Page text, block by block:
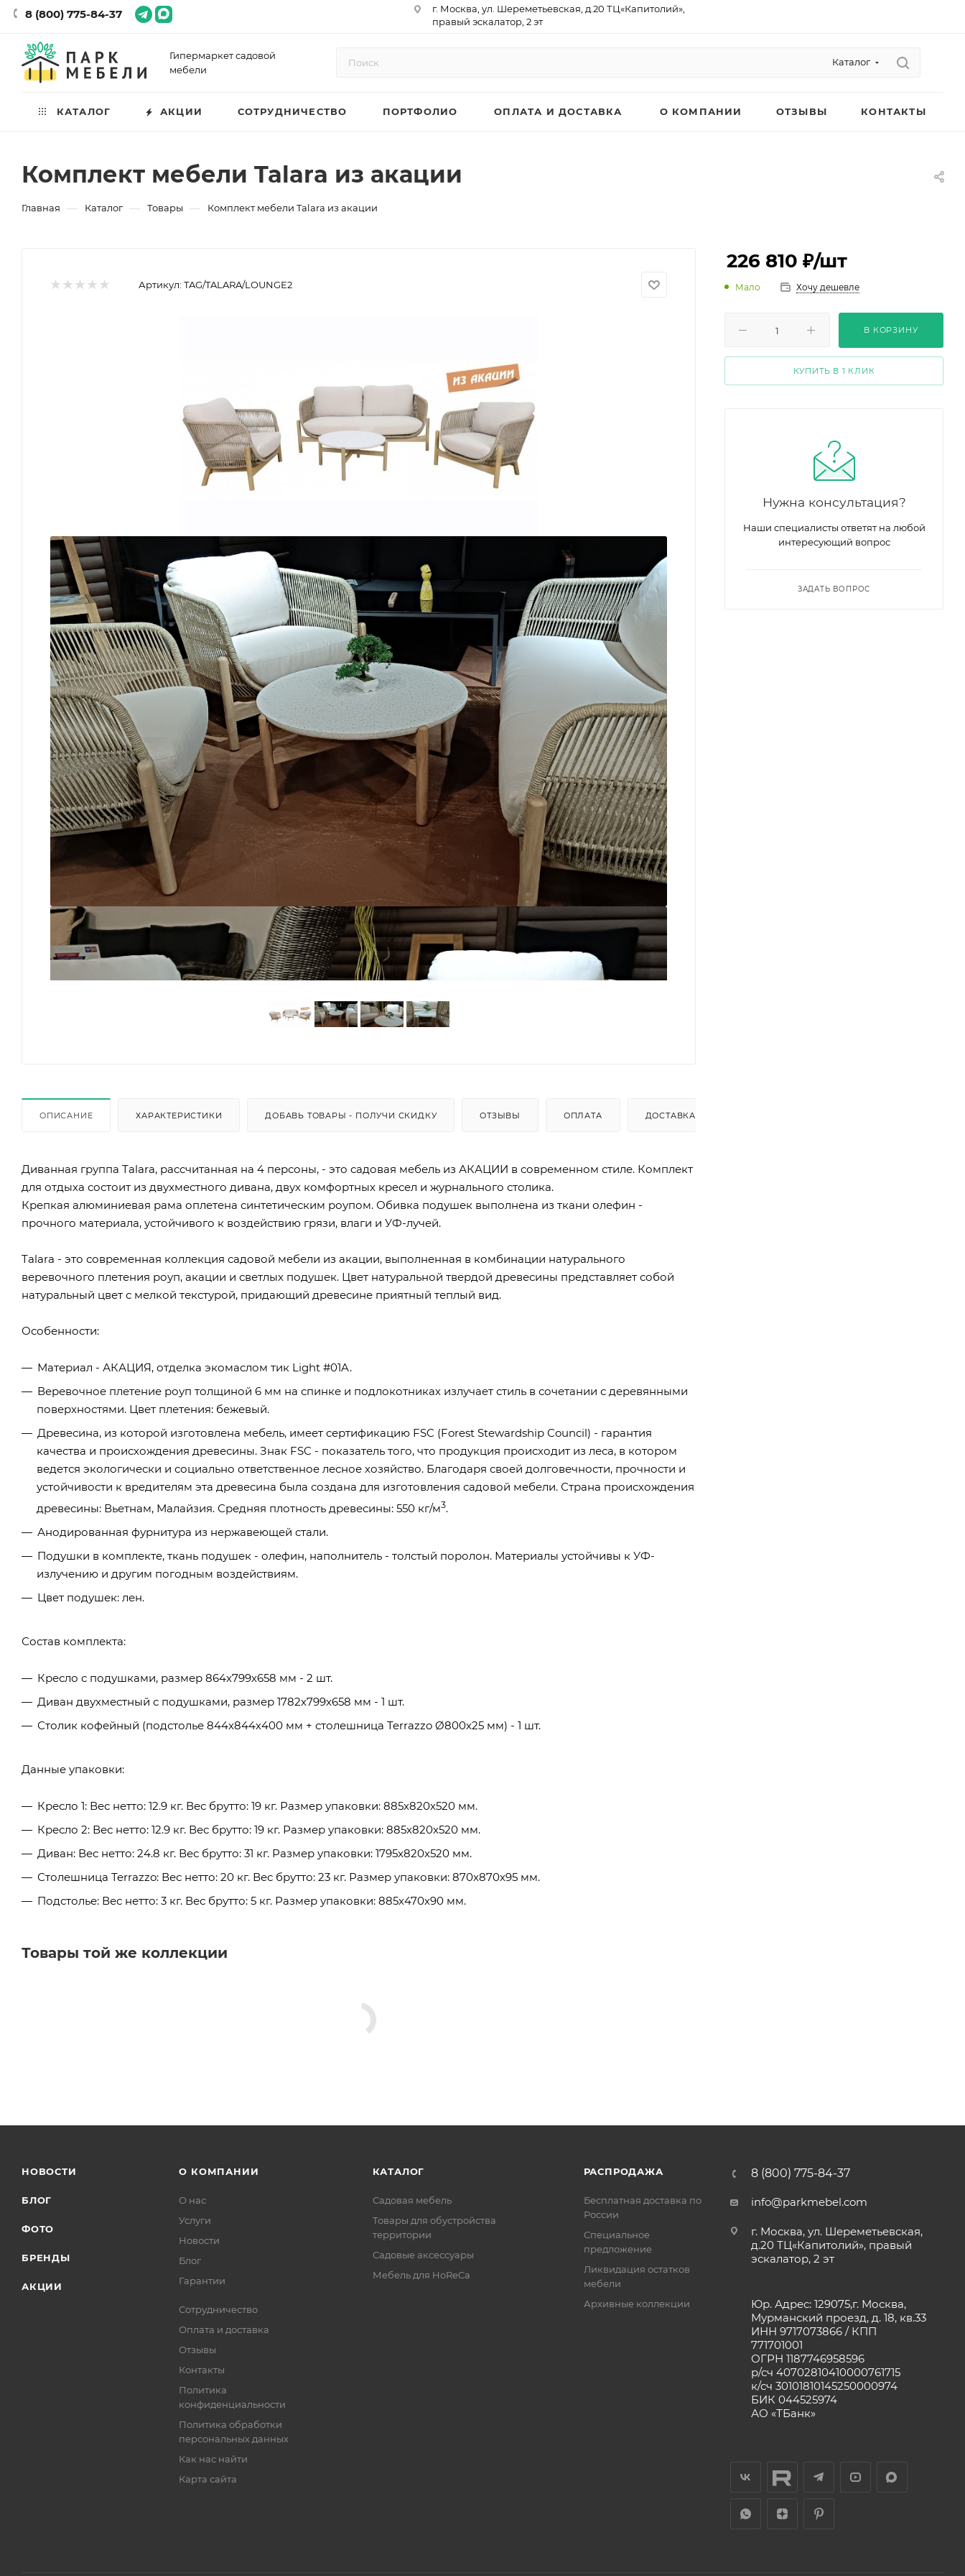
8 (800) 775-84-37
г. Москва, ул. Шереметьевская, д.20 ТЦ«Капитолий»,
правый эскалатор, 2 эт
р/сч 40702810410000761715
Гипермаркет садовой
мебели
Каталог
КАТАЛОГ АКЦИИ СОТРУДНИЧЕСТВО ПОРТФОЛИО ОПЛАТА И ДОСТАВКА О КОМПАНИИ ОТЗЫВЫ КОНТАКТЫ
Комплект мебели Talara из акации
Главная — Каталог — Товары — Комплект мебели Talara из акации
Артикул: TAG/TALARA/LOUNGE2
ОПИСАНИЕ ХАРАКТЕРИСТИКИ ДОБАВЬ ТОВАРЫ - ПОЛУЧИ СКИДКУ ОТЗЫВЫ ОПЛАТА ДОСТАВКА
Диванная группа Talara, рассчитанная на 4 персоны, - это садовая мебель из АКАЦИИ в современном стиле. Комплект
для отдыха состоит из двухместного дивана, двух комфортных кресел и журнального столика.
Крепкая алюминиевая рама оплетена синтетическим роупом. Обивка подушек выполнена из ткани олефин -
прочного материала, устойчивого к воздействию грязи, влаги и УФ-лучей.
Talara - это современная коллекция садовой мебели из акации, выполненная в комбинации натурального
веревочного плетения роуп, акации и светлых подушек. Цвет натуральной твердой древесины представляет собой
натуральный цвет с мелкой текстурой, придающий древесине приятный теплый вид.
Особенности:
Материал - АКАЦИЯ, отделка экомаслом тик Light #01A.
Веревочное плетение роуп толщиной 6 мм на спинке и подлокотниках излучает стиль в сочетании с деревянными
поверхностями. Цвет плетения: бежевый.
Древесина, из которой изготовлена мебель, имеет сертификацию FSC (Forest Stewardship Council) - гарантия
качества и происхождения древесины. Знак FSC - показатель того, что продукция происходит из леса, в котором
ведется экологически и социально ответственное лесное хозяйство. Благодаря своей долговечности, прочности и
устойчивости к вредителям эта древесина была создана для изготовления садовой мебели. Страна происхождения
древесины: Вьетнам, Малайзия. Средняя плотность древесины: 550 кг/м3.
Анодированная фурнитура из нержавеющей стали.
Подушки в комплекте, ткань подушек - олефин, наполнитель - толстый поролон. Материалы устойчивы к УФ-
излучению и другим погодным воздействиям.
Цвет подушек: лен.
Состав комплекта:
Кресло с подушками, размер 864х799х658 мм - 2 шт.
Диван двухместный с подушками, размер 1782х799х658 мм - 1 шт.
Столик кофейный (подстолье 844х844х400 мм + столешница Terrazzo Ø800х25 мм) - 1 шт.
Данные упаковки:
Кресло 1: Вес нетто: 12.9 кг. Вес брутто: 19 кг. Размер упаковки: 885х820х520 мм.
Кресло 2: Вес нетто: 12.9 кг. Вес брутто: 19 кг. Размер упаковки: 885х820х520 мм.
Диван: Вес нетто: 24.8 кг. Вес брутто: 31 кг. Размер упаковки: 1795х820х520 мм.
Столешница Terrazzo: Вес нетто: 20 кг. Вес брутто: 23 кг. Размер упаковки: 870х870х95 мм.
Подстолье: Вес нетто: 3 кг. Вес брутто: 5 кг. Размер упаковки: 885х470х90 мм.
Товары той же коллекции
226 810 ₽/шт
Мало Хочу дешевле
В КОРЗИНУ
КУПИТЬ В 1 КЛИК
Нужна консультация?
Наши специалисты ответят на любой
интересующий вопрос
ЗАДАТЬ ВОПРОС
НОВОСТИ
БЛОГ
ФОТО
БРЕНДЫ
АКЦИИ
О КОМПАНИИ
О нас
Услуги
Новости
Блог
Гарантии
Сотрудничество
Оплата и доставка
Отзывы
Контакты
Политика
конфиденциальности
Политика обработки
персональных данных
Как нас найти
Карта сайта
КАТАЛОГ
Садовая мебель
Товары для обустройства
территории
Садовые аксессуары
Мебель для HoReCa
РАСПРОДАЖА
Бесплатная доставка по
России
Специальное
предложение
Ликвидация остатков
мебели
Архивные коллекции
8 (800) 775-84-37
info@parkmebel.com
г. Москва, ул. Шереметьевская,
д.20 ТЦ«Капитолий», правый
эскалатор, 2 эт
Юр. Адрес: 129075,г. Москва,
Мурманский проезд, д. 18, кв.33
ИНН 9717073866 / КПП
771701001
ОГРН 1187746958596
р/сч 40702810410000761715
к/сч 30101810145250000974
БИК 044525974
АО «ТБанк»